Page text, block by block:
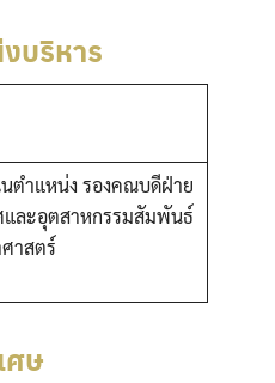
บริหาร
นตำแหน่ง รองคณบดีฝ่าย
และอุตสาหกรรมสัมพันธ์
าสตร์
ศษ